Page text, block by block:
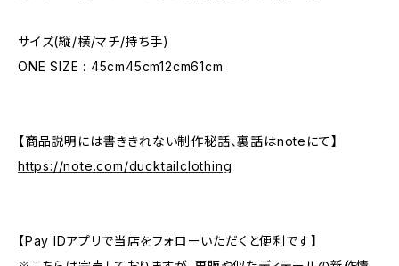
サイズ(縦/横/マチ/持ち手)
ONE SIZE : 45cm45cm12cm61cm
【商品説明には書ききれない制作秘話、裏話はnoteにて】
https://note.com/ducktailclothing
【Pay IDアプリで当店をフォローいただくと便利です】